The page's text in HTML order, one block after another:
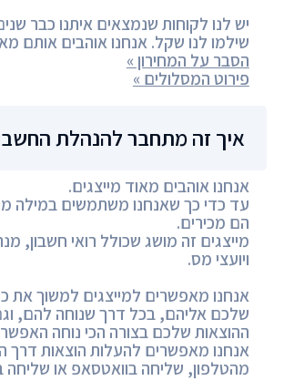
יש לנו לקוחות שנמצאים איתנו כבר
שילמו לנו שקל. אנחנו אוהבים אותם
הסבר על המחירון »
פירוט המסלולים »
איך זה מתחבר להנהלת
אנחנו אוהבים מאוד מייצגים.
עד כדי כך שאנחנו משתמשים במילה
הם מכירים.
מייצגים זה מושג שכולל רואי חשבון,
ויועצי מס.
אנחנו מאפשרים למייצגים למשוך את
שלכם אליהם, בכל דרך שנוחה להם,
ההוצאות שלכם בצורה הכי נוחה
אנחנו מאפשרים להעלות הוצאות דרך
מהטלפון, שליחה בוואטסאפ או שליחה